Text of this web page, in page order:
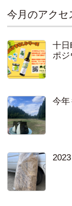
今月のアクセ
十日
ポジ
今年